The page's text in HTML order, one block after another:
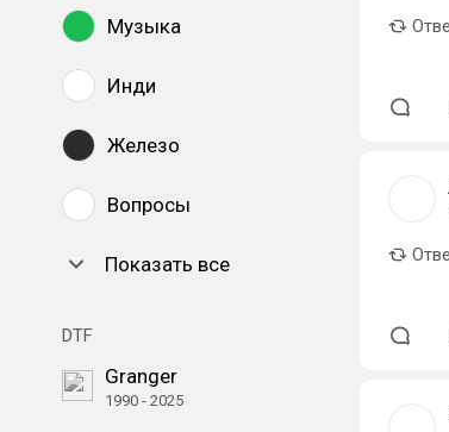
Музыка
Инди
Железо
Вопросы
Показать все
DTF
Granger
1990 - 2025